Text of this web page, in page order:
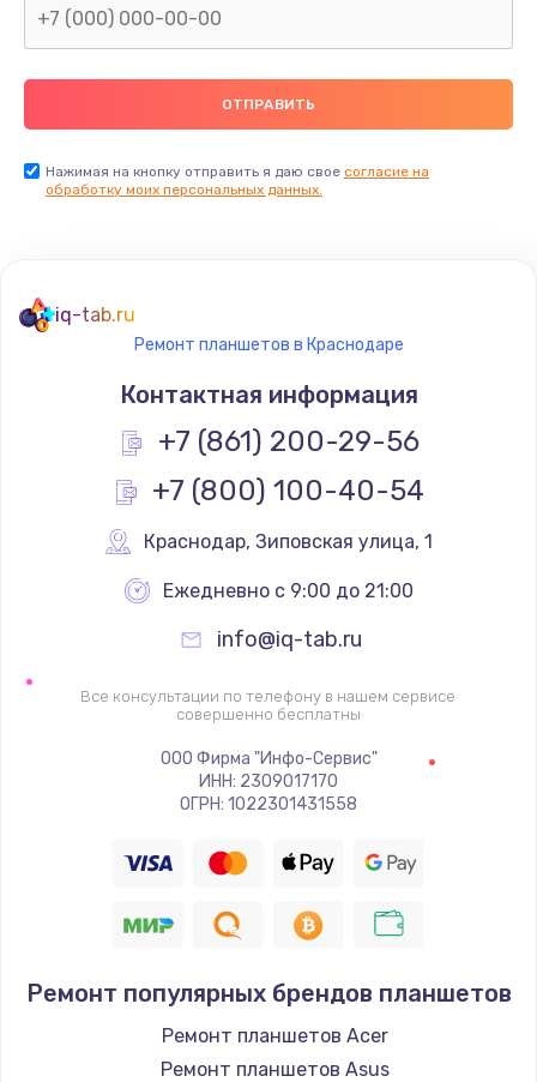
Ремонт пищалок(твитеров)
900 руб.
Заказать
1795 руб.
Заказать
Ремонт разъема питания
1120 руб.
Заказать
Замена видеочипа
Заказать
Настройка BIOS
Заказать
Ремонт подсветки
Заказать
Нажимая на кнопку отправить я даю свое согласие на
обработку моих персональных данных.
iq-tab.ru
Ремонт планшетов в Краснодаре
Контактная информация
+7 (861) 200-29-56
+7 (800) 100-40-54
Краснодар, Зиповская улица, 1
Ежедневно с 9:00 до 21:00
info@iq-tab.ru
Все консультации по телефону в нашем сервисе
совершенно бесплатны
ООО Фирма "Инфо-Сервис"
ИНН: 2309017170
ОГРН: 1022301431558
Ремонт популярных брендов планшетов
Ремонт планшетов Acer
Ремонт планшетов Asus